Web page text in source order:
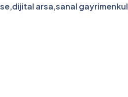
,dijital arsa,sanal gayrimenkul